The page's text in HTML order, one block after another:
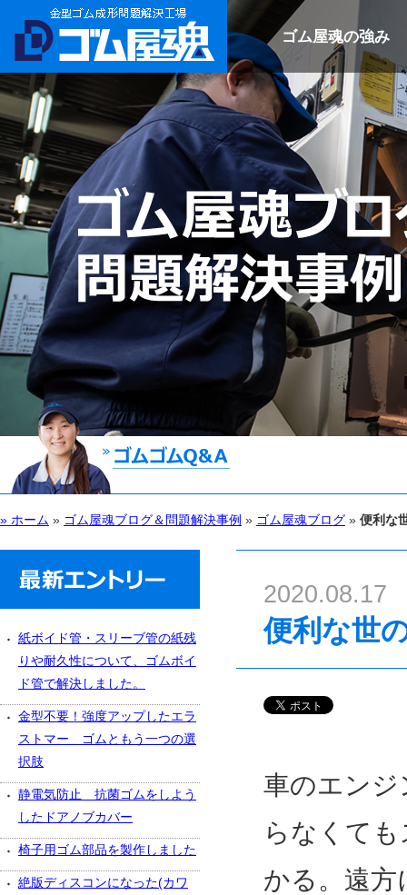
ゴム屋魂の強み
» ホーム » ゴム屋魂ブログ＆問題解決事例 » ゴム屋魂ブログ » 便利な
2020.08.17
便利な世
車のエンジ
らなくて
かる。遠
紙ボイド管・スリーブ管の紙残
りや耐久性について、ゴムボイ
ド管で解決しました。
金型不要！強度アップしたエラ
ストマー ゴムともう一つの選
択肢
静電気防止 抗菌ゴムをしよう
したドアノブカバー
椅子用ゴム部品を製作しました
絶版ディスコンになった(カワ